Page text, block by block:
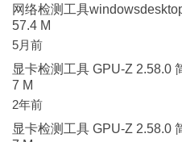
网络检测工具
57.4 M
5月前
显卡检测工具 GPU-Z 2.58.0
7 M
2年前
显卡检测工具 GPU-Z 2.58.0